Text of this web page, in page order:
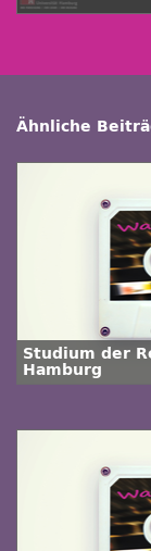
Ähnliche
Studium der
Hamburg